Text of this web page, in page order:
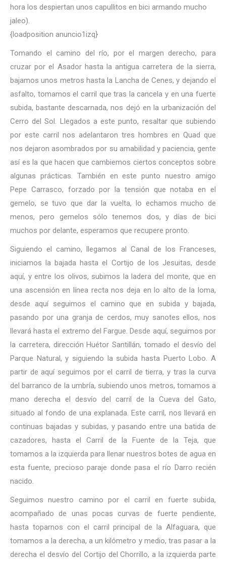
hora los despiertan unos capullitos en bici armando mucho
jaleo).
{loadposition anuncio1izq}
Tomando el camino del río, por el margen derecho, para
cruzar por el Asador hasta la antigua carretera de la sierra,
bajamos unos metros hasta la Lancha de Cenes, y dejando el
asfalto, tomamos el carril que tras la cancela y en una fuerte
subida, bastante descarnada, nos dejó en la urbanización del
Cerro del Sol. Llegados a este punto, resaltar que subiendo
por este carril nos adelantaron tres hombres en Quad que
nos dejaron asombrados por su amabilidad y paciencia, gente
así es la que hacen que cambiemos ciertos conceptos sobre
algunas prácticas. También en este punto nuestro amigo
Pepe Carrasco, forzado por la tensión que notaba en el
gemelo, se tuvo que dar la vuelta, lo echamos mucho de
menos, pero gemelos sólo tenemos dos, y días de bici
muchos por delante, esperamos que recupere pronto.
Siguiendo el camino, llegamos al Canal de los Franceses,
iniciamos la bajada hasta el Cortijo de los Jesuitas, desde
aquí, y entre los olivos, subimos la ladera del monte, que en
una ascensión en línea recta nos deja en lo alto de la loma,
desde aquí seguimos el camino que en subida y bajada,
pasando por una granja de cerdos, muy sanotes ellos, nos
llevará hasta el extremo del Fargue. Desde aquí, seguimos por
la carretera, dirección Huétor Santillán, tomado el desvío del
Parque Natural, y siguiendo la subida hasta Puerto Lobo. A
partir de aquí seguimos por el carril de tierra, y tras la curva
del barranco de la umbría, subiendo unos metros, tomamos a
mano derecha el desvío del carril de la Cueva del Gato,
situado al fondo de una explanada. Este carril, nos llevará en
continuas bajadas y subidas, y pasando entre una batida de
cazadores, hasta el Carril de la Fuente de la Teja, que
tomamos a la izquierda para llenar nuestros botes de agua en
esta fuente, precioso paraje donde pasa el río Darro recién
nacido.
Seguimos nuestro camino por el carril en fuerte subida,
acompañado de unas pocas curvas de fuerte pendiente,
hasta toparnos con el carril principal de la Alfaguara, que
tomamos a la derecha, a un kilómetro y medio, tras pasar a la
derecha el desvío del Cortijo del Chorrillo, a la izquierda parte